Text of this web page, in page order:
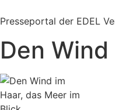
Inhalt
Presseportal der EDEL
Den